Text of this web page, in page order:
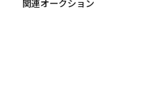
関連オークション